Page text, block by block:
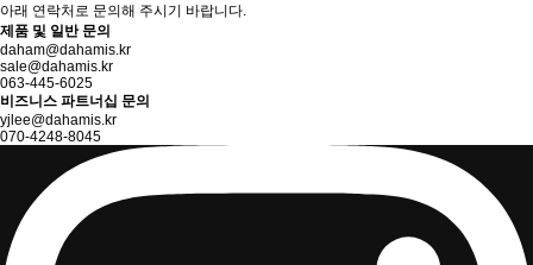
아래 연락처로 문의해 주시기 바랍니다.
제품 및 일반 문의
daham@dahamis.kr
sale@dahamis.kr
063-445-6025
비즈니스 파트너십 문의
yjlee@dahamis.kr
070-4248-8045